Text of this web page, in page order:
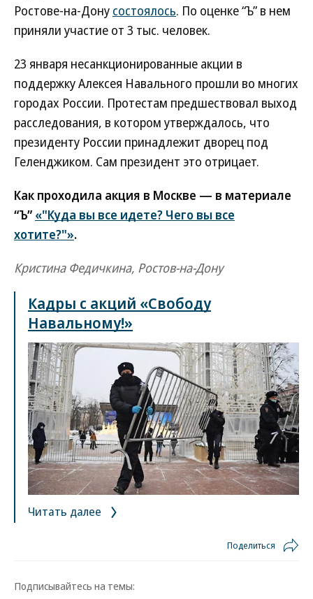
Ростове-на-Дону состоялось. По оценке “Ъ” в нем
приняли участие от 3 тыс. человек.
23 января несанкционированные акции в
поддержку Алексея Навального прошли во многих
городах России. Протестам предшествовал выход
расследования, в котором утверждалось, что
президенту России принадлежит дворец под
Геленджиком. Сам президент это отрицает.
Как проходила акция в Москве — в материале
“Ъ” «"Куда вы все идете? Чего вы все
хотите?"».
Кристина Федичкина, Ростов-на-Дону
Кадры с акций «Свободу
Навальному!»
Читать далее
Поделиться
Подписывайтесь на темы: